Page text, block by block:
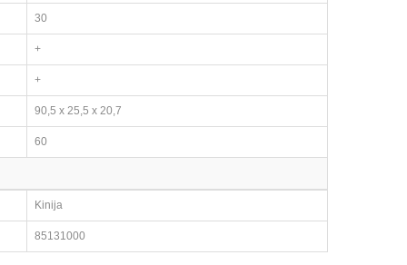
30
+
+
90,5 x 25,5 x 20,7
60
Kinija
85131000